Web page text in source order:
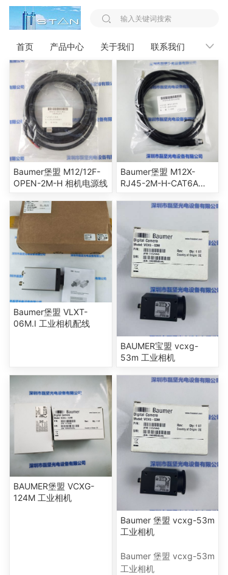
首页 产品中心 关于我们 联系我们 新闻资
您的位置： 首页 >> Baumer宝盟
Baumer堡盟 M12/12F-
OPEN-2M-H 相机电源线
Baumer堡盟 M12X-
RJ45-2M-H-CAT6A
Baumer堡盟 VLXT-
06M.I 工业相机配线
BAUMER宝盟 vcxg-
53m 工业相机
BAUMER堡盟 VCXG-
124M 工业相机
Baumer 堡盟 vcxg-53m
工业相机
Baumer 堡盟 vcxg-53m
工业相机